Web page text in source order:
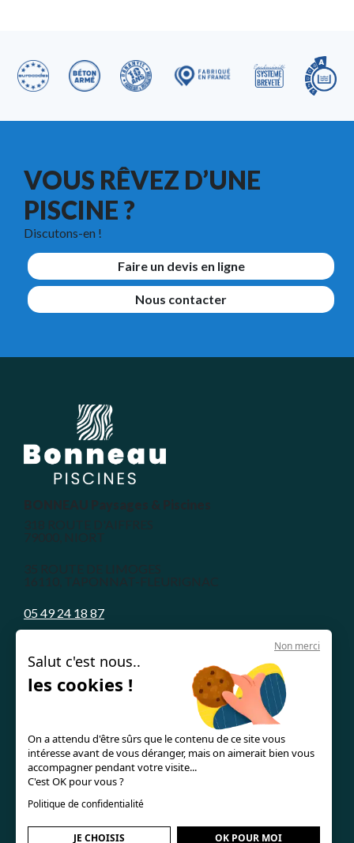
VOUS RÊVEZ D’UNE
PISCINE ?
Discutons-en !
Faire un devis en ligne
Nous contacter
BONNEAU Paysages & Piscines
318 ROUTE D'AIFFRES
79000, NIORT
35 ROUTE DE LIMOGES
16110, TAPONNAT-FLEURIGNAC
05 49 24 18 87
Le concept
Les guides & astuces
Mentions légales
Non merci
Salut c'est nous..
les cookies !
On a attendu d'être sûrs que le contenu de ce site vous
intéresse avant de vous déranger, mais on aimerait bien vous
accompagner pendant votre visite...
C'est OK pour vous ?
Politique de confidentialité
JE CHOISIS OK POUR MOI